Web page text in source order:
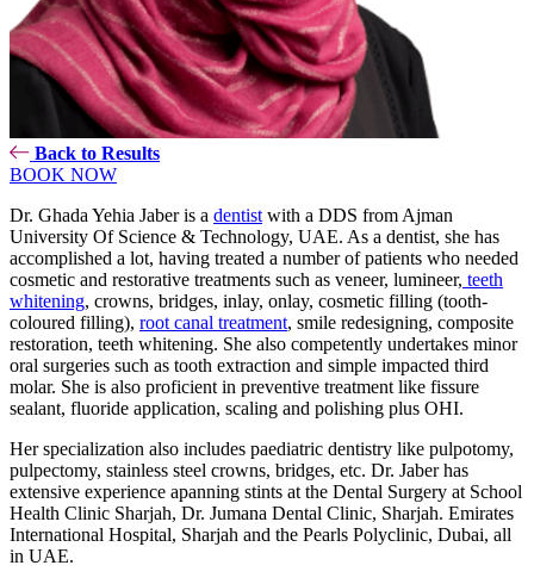
Back to Results
BOOK NOW
Dr. Ghada Yehia Jaber is a dentist with a DDS from Ajman
University Of Science & Technology, UAE. As a dentist, she has
accomplished a lot, having treated a number of patients who needed
cosmetic and restorative treatments such as veneer, lumineer, teeth
whitening, crowns, bridges, inlay, onlay, cosmetic filling (tooth-
coloured filling), root canal treatment, smile redesigning, composite
restoration, teeth whitening. She also competently undertakes minor
oral surgeries such as tooth extraction and simple impacted third
molar. She is also proficient in preventive treatment like fissure
sealant, fluoride application, scaling and polishing plus OHI.
Her specialization also includes paediatric dentistry like pulpotomy,
pulpectomy, stainless steel crowns, bridges, etc. Dr. Jaber has
extensive experience apanning stints at the Dental Surgery at School
Health Clinic Sharjah, Dr. Jumana Dental Clinic, Sharjah. Emirates
International Hospital, Sharjah and the Pearls Polyclinic, Dubai, all
in UAE.